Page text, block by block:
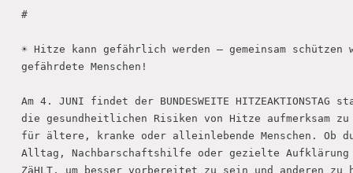
#
☀️ Hitze kann gefährlich werden – gemeinsam schützen
gefährdete Menschen!
Am 4. JUNI findet der BUNDESWEITE
die gesundheitlichen Risiken von Hitze aufmerksam zu
für ältere, kranke oder alleinlebende Menschen. Ob
Alltag, Nachbarschaftshilfe oder gezielte Aufklärung –
ZäHLT, um besser vorbereitet zu sein und anderen zu